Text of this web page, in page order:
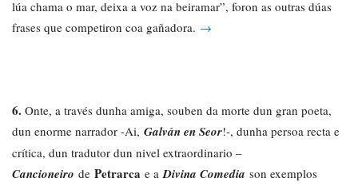
lúa chama o mar, deixa a voz na beiramar”, foron as outras dúas
frases que competiron coa gañadora. →
6. Onte, a través dunha amiga, souben da morte dun gran poeta,
dun enorme narrador -Ai, Galván en Seor!-, dunha persoa recta e
crítica, dun tradutor dun nivel extraordinario –
Cancioneiro de Petrarca e aDivina Comedia son exemplos